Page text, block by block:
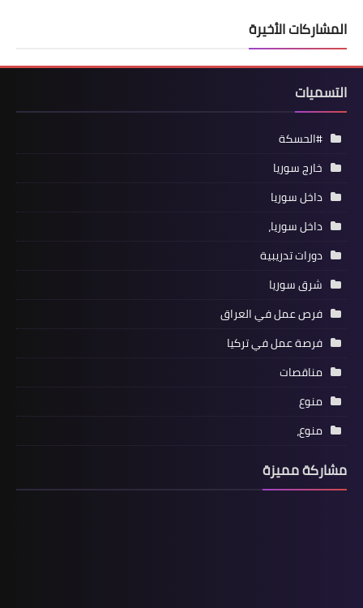
المشاركات الأخيرة
التسميات
#الحسكة
خارج سوريا
داخل سوريا
داخل سوريا،
دورات تدريبية
شرق سوريا
فرص عمل في العراق
فرصة عمل في تركيا
مناقصات
منوع
منوع،
مشاركة مميزة